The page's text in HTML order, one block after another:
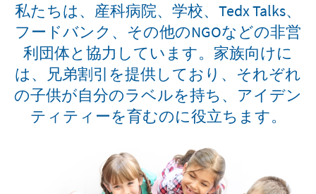
私たちは、産科病院、学校、Tedx Talks、
フードバンク、その他のNGOなどの非営
利団体と協力しています。家族向けに
は、兄弟割引を提供しており、それぞれ
の子供が自分のラベルを持ち、アイデン
ティティーを育むのに役立ちます。